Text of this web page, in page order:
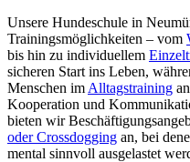
Unsere Hundeschule in
Trainingsmöglichkeiten – vom
bis hin zu individuellem
sicheren Start ins Leben,
Menschen im Alltagstraining
Kooperation und
bieten wir
oder Crossdogging an, bei
mental sinnvoll ausgelastet